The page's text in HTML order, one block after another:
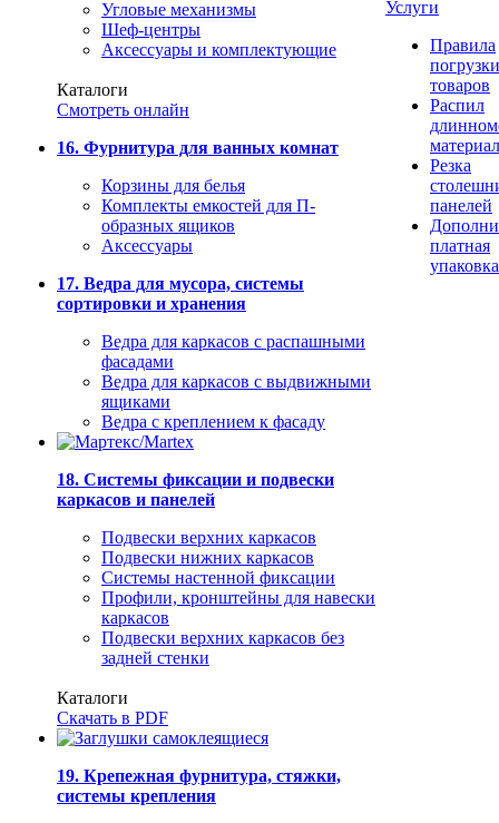
Угловые механизмы
Шеф-центры
Аксессуары и комплектующие
Каталоги
Смотреть онлайн
16. Фурнитура для ванных комнат
Корзины для белья
Комплекты емкостей для П-
образных ящиков
Аксессуары
17. Ведра для мусора, системы
сортировки и хранения
Ведра для каркасов с распашными
фасадами
Ведра для каркасов с выдвижными
ящиками
Ведра с креплением к фасаду
18. Системы фиксации и подвески
каркасов и панелей
Подвески верхних каркасов
Подвески нижних каркасов
Системы настенной фиксации
Профили, кронштейны для навески
каркасов
Подвески верхних каркасов без
задней стенки
Каталоги
Скачать в PDF
19. Крепежная фурнитура, стяжки,
системы крепления
Услуги
Правила
погрузки
товаров
Распил
Резка
панелей
платная
упаковка